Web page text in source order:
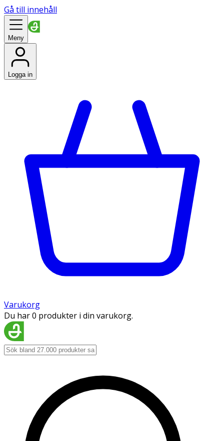
Gå till innehåll
Meny
Logga in
Varukorg
Du har 0 produkter i din varukorg.